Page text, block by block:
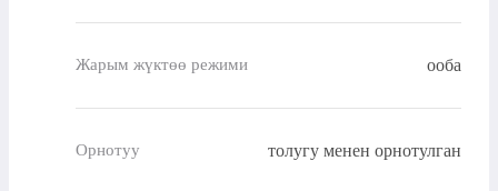
Жарым жүктөө режими ооба
Орнотуу толугу менен орнотулган